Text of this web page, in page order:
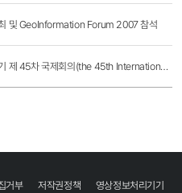
및 GeoInformation Forum 2007 참석
살고싶은 도시만들기 제 45차 국제회의(the 45th International Making Cities Livable Conference) 참가 및..
거부 저작권정책
영상정보처리기기